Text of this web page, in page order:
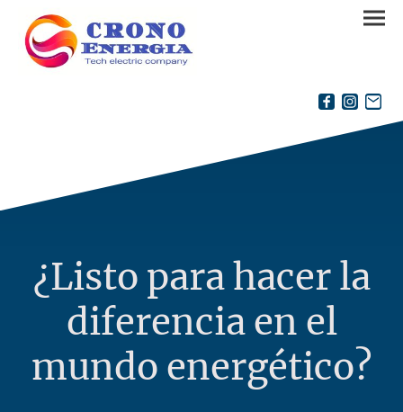
¿Listo para hacer la
diferencia en el
mundo energético?